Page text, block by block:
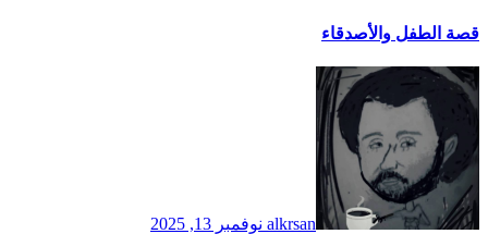
قصة الطفل والأصدقاء
alkrsan نوفمبر 13, 2025